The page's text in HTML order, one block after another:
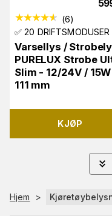
(6)
✅ 20 DRIFTSMODUSER
Varsellys /
PURELUX Strobe
Slim - 12/24V /
111 mm
KJØP
Hjem >